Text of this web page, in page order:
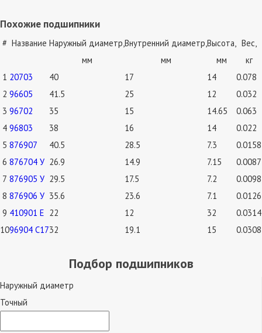
Похожие подшипники
# Название Наружный диаметр,
мм
Внутренний диаметр,
мм
Высота,
мм
Вес,
кг
1 20703 40 17 14
0.078
2 96605 41.5 25 12
0.032
3 96702 35 15 14.65
0.063
4 96803 38 16 14
0.022
5 876907 40.5 28.5 7.3
0.0158
6 876704 У 26.9 14.9 7.15
0.0087
7 876905 У 29.5 17.5 7.2
0.0098
8 876906 У 35.6 23.6 7.1
0.0126
9 410901 Е 22 12 32
0.0314
1096904 С1732 19.1 15 0.0308
Подбор подшипников
Наружный диаметр
Точный